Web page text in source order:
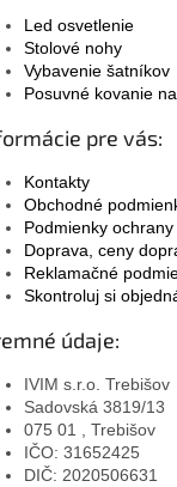
Led osvetlenie
Stolové nohy
Vybavenie šatníkov
Posuvné kovanie
pre vás:
Kontakty
Obchodné
Podmienky
Doprava, ceny
Reklamačné
Skontroluj si
údaje:
IVIM s.r.o. Trebišov
Sadovská 3819/13
075 01 , Trebišov
IČO: 31652425
DIČ: 2020506631